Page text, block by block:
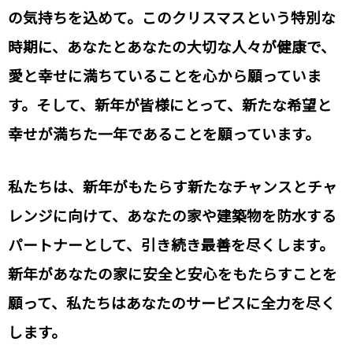
の気持ちを込めて。このクリスマスという特別な
時期に、あなたとあなたの大切な人々が健康で、
愛と幸せに満ちていることを心から願っていま
す。そして、新年が皆様にとって、新たな希望と
幸せが満ちた一年であることを願っています。
私たちは、新年がもたらす新たなチャンスとチャ
レンジに向けて、あなたの家や建築物を防水する
パートナーとして、引き続き最善を尽くします。
新年があなたの家に安全と安心をもたらすことを
願って、私たちはあなたのサービスに全力を尽く
します。